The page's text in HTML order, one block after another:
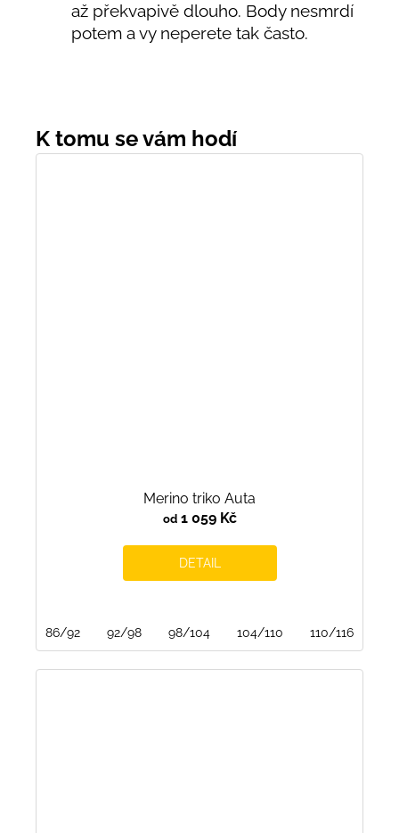
až překvapivě dlouho. Body nesmrdí
potem a vy neperete tak často.
Merino triko Auta
od1 059 Kč
DETAIL
86/92 92/98 98/104 104/110 110/116